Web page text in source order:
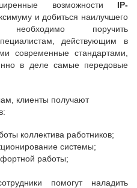
возможности IP-
и добиться наилучшего
необходимо поручить
действующим в
современные стандартами,
в деле самые передовые
клиенты получают
коллектива работников;
системы;
работы;
помогут наладить